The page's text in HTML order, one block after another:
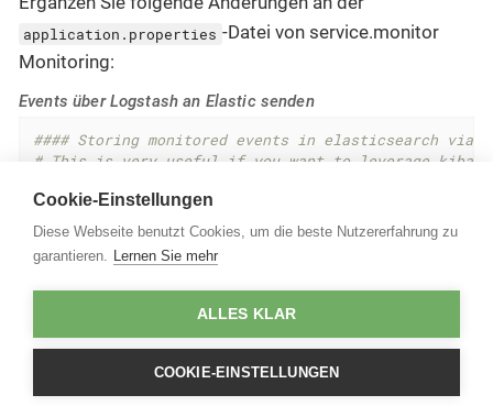
application.properties -Datei von service.monitor
Monitoring:
Events über Logstash an Elastic senden
#### Storing monitored events in elasticsearch via
# This is very useful if you want to leverage kibana
event.storage.elastic.logstash.host
event.storage.elastic.logstash.port= 12203
der Logstash-Prozess auf der gleichen Maschine, wie
der Tomcat betrieben wird.
Cookie-Einstellungen
Diese Webseite benutzt Cookies, um die beste Nutzererfahrung zu
garantieren. Lernen Sie mehr
ALLES KLAR
COOKIE-EINSTELLUNGEN